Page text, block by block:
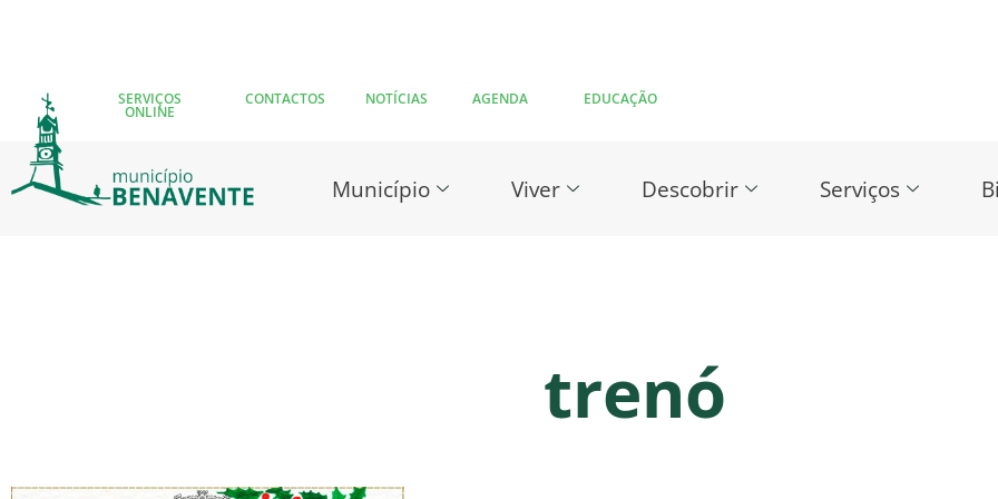
SERVIÇOS
ONLINE
CONTACTOS NOTÍCIAS AGENDA EDUCAÇÃO
Município Viver Descobrir Serviços
trenó